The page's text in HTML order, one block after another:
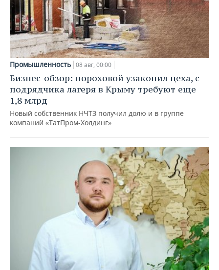
Промышленность 08 авг, 00:00
Бизнес-обзор: пороховой узаконил цеха, с
подрядчика лагеря в Крыму требуют еще
1,8 млрд
Новый собственник НЧТЗ получил долю и в группе
компаний «ТатПром-Холдинг»